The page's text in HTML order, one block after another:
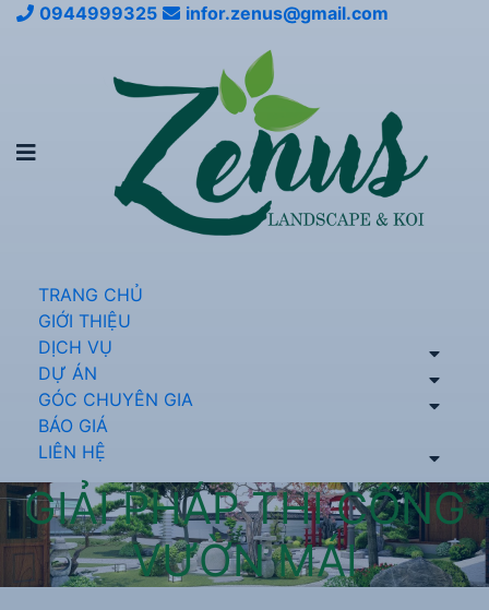
0944999325 infor.zenus@gmail.com
TRANG CHỦ
GIỚI THIỆU
DỊCH VỤ
DỰ ÁN
GÓC CHUYÊN GIA
BÁO GIÁ
LIÊN HỆ
GIẢI PHÁP THI CÔNG
VƯỜN MÁI